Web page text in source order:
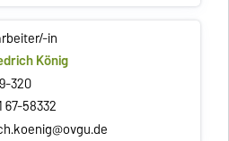
in
König
320
67-58332